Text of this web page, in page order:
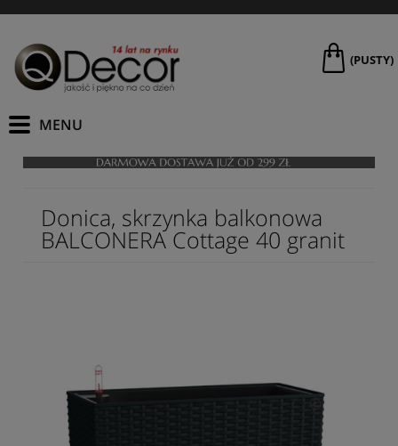
(PUSTY)
Donica, skrzynka balkonowa
BALCONERA Cottage 40 granit